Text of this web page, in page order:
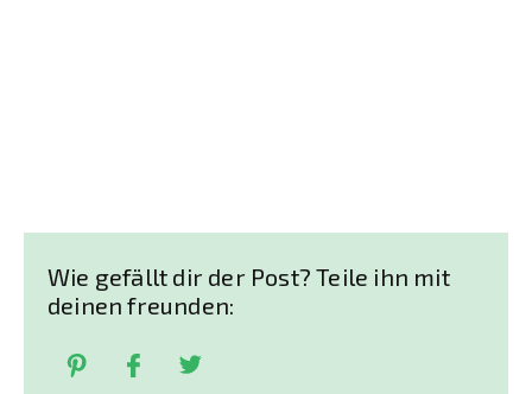
Wie gefällt dir der Post? Teile ihn mit
deinen freunden: